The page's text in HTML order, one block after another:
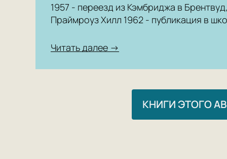
1957 - переезд из Кэмбриджа в
Праймроуз Хилл 1962 - публикация в
Читать далее →
КНИГИ ЭТОГО